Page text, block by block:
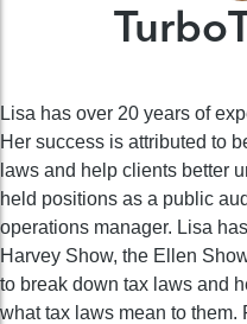
Lisa has over 20 years of
Her success is attributed to
laws and help clients better
held positions as a public
operations manager. Lisa
Harvey Show, the Ellen
to break down tax laws and
what tax laws mean to them.